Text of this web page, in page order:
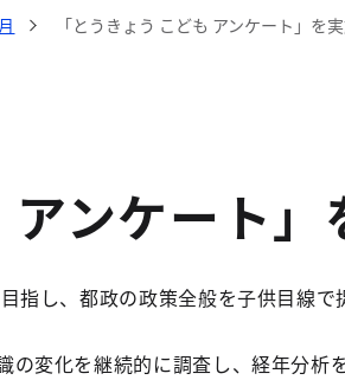
「とうきょう こども アンケート」を
アンケート
指し、都政の政策全般を子供目線
変化を継続的に調査し、経年分析